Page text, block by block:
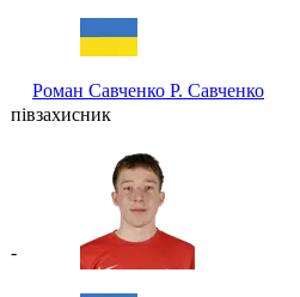
Роман Савченко Р. Савченко
півзахисник
-